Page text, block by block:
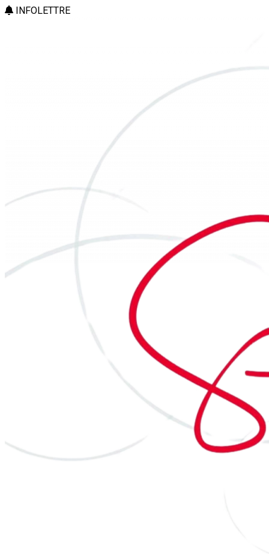
INFOLETTRE